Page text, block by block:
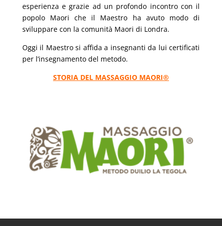
esperienza e grazie ad un profondo incontro con il
popolo Maori che il Maestro ha avuto modo di
sviluppare con la comunità Maori di Londra.
Oggi il Maestro si affida a insegnanti da lui certificati
per l’insegnamento del metodo.
STORIA DEL MASSAGGIO MAORI®